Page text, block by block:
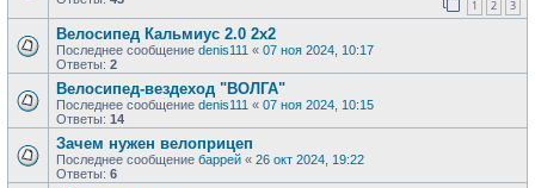
1 2 3
Велосипед Кальмиус 2.0 2х2
Последнее сообщение denis111 « 07 ноя 2024, 10:17
Ответы: 2
Велосипед-вездеход "ВОЛГА"
Последнее сообщение denis111 « 07 ноя 2024, 10:15
Ответы: 14
Зачем нужен велоприцеп
Последнее сообщение баррей « 26 окт 2024, 19:22
Ответы: 6